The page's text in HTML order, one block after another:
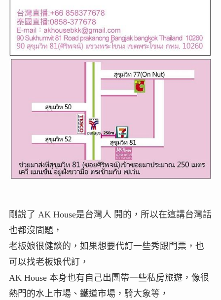
剛說了 AK House是台灣人 開的，所以在這講台灣話
也都沒問題，
老板娘很健談的，如果想要代訂一些秀跟門票，也
可以找老板娘代訂，
AK House 本身也有自己出團帶一些私房旅遊，像很
熱門的水上市場、鐵道市場，騎大象等，